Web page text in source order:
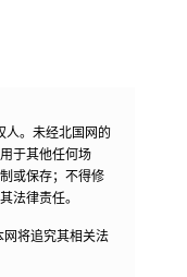
人。未经北国网的
于其他任何场
或保存；不得修
法律责任。
网将追究其相关法